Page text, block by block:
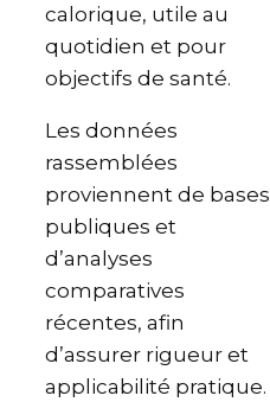
calorique, utile au
quotidien et pour
objectifs de santé.
Les données
rassemblées
proviennent de bases
publiques et
d’analyses
comparatives
récentes, afin
d’assurer rigueur et
applicabilité pratique.